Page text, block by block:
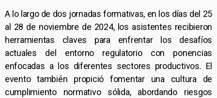
A lo largo de dos jornadas formativas, en los días del 25
al 28 de noviembre de 2024, los asistentes recibieron
herramientas claves para enfrentar los desafíos
actuales del entorno regulatorio con ponencias
enfocadas a los diferentes sectores productivos. El
evento también propició fomentar una cultura de
cumplimiento normativo sólida, abordando riesgos